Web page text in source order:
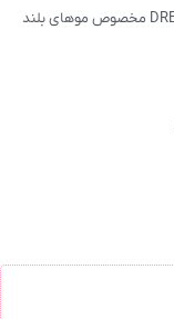
ویژگی های شامپو لورآل سری ELSEVE مدل DREAM LONG مخصوص موهای بلند